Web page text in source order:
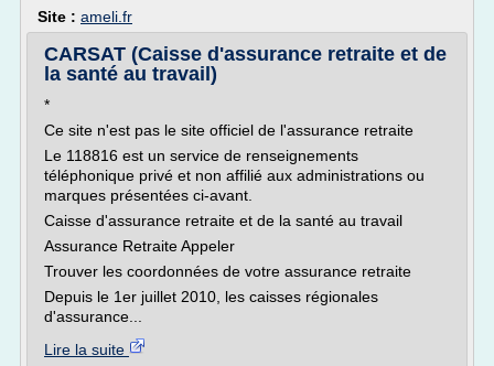
Site : ameli.fr
CARSAT (Caisse d'assurance retraite et de
la santé au travail)
*
Ce site n'est pas le site officiel de l'assurance retraite
Le 118816 est un service de renseignements
téléphonique privé et non affilié aux administrations ou
marques présentées ci-avant.
Caisse d'assurance retraite et de la santé au travail
Assurance Retraite Appeler
Trouver les coordonnées de votre assurance retraite
Depuis le 1er juillet 2010, les caisses régionales
d'assurance...
Lire la suite